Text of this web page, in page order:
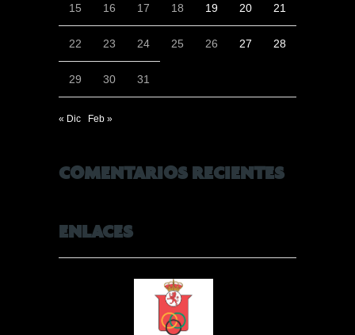
15 16 17 18 19 20 21
22 23 24 25 26 27 28
29 30 31
« Dic Feb »
COMENTARIOS RECIENTES
ENLACES